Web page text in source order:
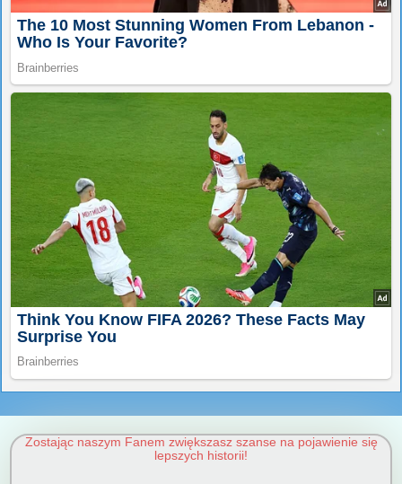
Zostając naszym Fanem zwiększasz szanse na pojawienie się
lepszych historii!